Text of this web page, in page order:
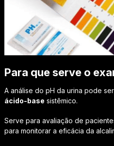
Para que serve o
A análise do pH da urina pode
ácido-base sistêmico.
Serve para avaliação de
para monitorar a eficácia da